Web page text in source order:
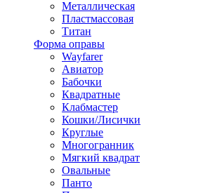
Металлическая
Пластмассовая
Титан
Форма оправы
Wayfarer
Авиатор
Бабочки
Квадратные
Клабмастер
Кошки/Лисички
Круглые
Многогранник
Мягкий квадрат
Овальные
Панто